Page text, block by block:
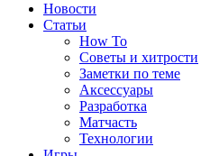
Новости
Статьи
How To
Советы и хитрости
Заметки по теме
Аксессуары
Разработка
Матчасть
Технологии